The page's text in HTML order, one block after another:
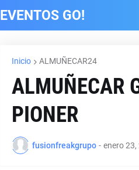
EVENTOS GO!
Inicio ALMUÑECAR24
ALMUÑECAR
PIONER
fusionfreakgrupo - enero 23,